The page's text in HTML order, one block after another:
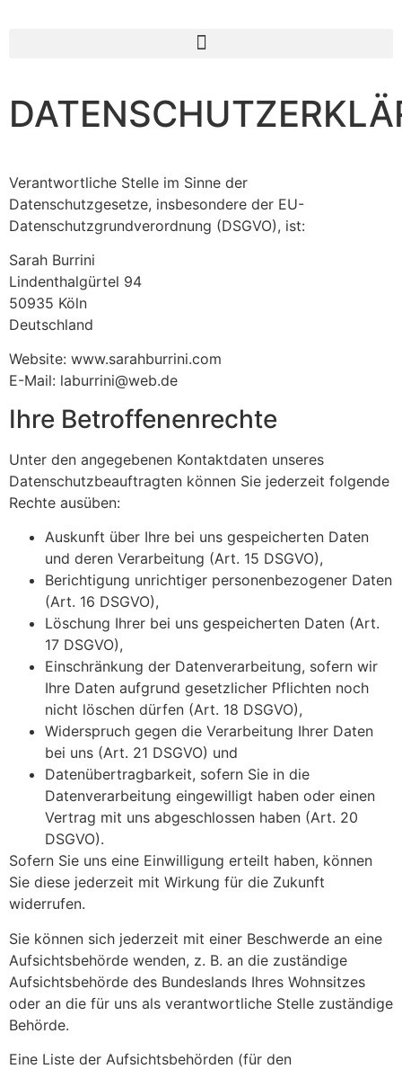
Verantwortliche Stelle im Sinne der
Datenschutzgesetze, insbesondere der EU-
Datenschutzgrundverordnung (DSGVO), ist:
Sarah Burrini
Lindenthalgürtel 94
50935 Köln
Deutschland
Website: www.sarahburrini.com
E-Mail: laburrini@web.de
Ihre Betroffenenrechte
Unter den angegebenen Kontaktdaten unseres
Datenschutzbeauftragten können Sie jederzeit folgende
Rechte ausüben:
Auskunft über Ihre bei uns gespeicherten Daten
und deren Verarbeitung (Art. 15 DSGVO),
Berichtigung unrichtiger personenbezogener Daten
(Art. 16 DSGVO),
Löschung Ihrer bei uns gespeicherten Daten (Art.
17 DSGVO),
Einschränkung der Datenverarbeitung, sofern wir
Ihre Daten aufgrund gesetzlicher Pflichten noch
nicht löschen dürfen (Art. 18 DSGVO),
Widerspruch gegen die Verarbeitung Ihrer Daten
bei uns (Art. 21 DSGVO) und
Datenübertragbarkeit, sofern Sie in die
Datenverarbeitung eingewilligt haben oder einen
Vertrag mit uns abgeschlossen haben (Art. 20
DSGVO).
Sofern Sie uns eine Einwilligung erteilt haben, können
Sie diese jederzeit mit Wirkung für die Zukunft
widerrufen.
Sie können sich jederzeit mit einer Beschwerde an eine
Aufsichtsbehörde wenden, z. B. an die zuständige
Aufsichtsbehörde des Bundeslands Ihres Wohnsitzes
oder an die für uns als verantwortliche Stelle zuständige
Behörde.
Eine Liste der Aufsichtsbehörden (für den